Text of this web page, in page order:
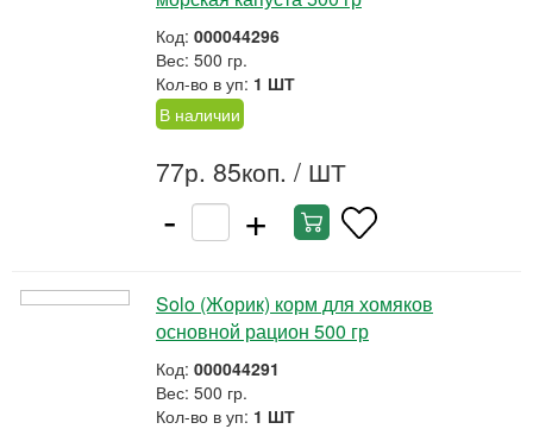
Код: 000044296
Вес: 500 гр.
Кол-во в уп: 1 ШТ
В наличии
77р. 85коп. / ШТ
- +
Solo (Жорик) корм для хомяков
основной рацион 500 гр
Код: 000044291
Вес: 500 гр.
Кол-во в уп: 1 ШТ